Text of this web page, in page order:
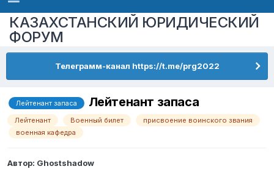
КАЗАХСТАНСКИЙ ЮРИДИЧЕСКИЙ
ФОРУМ
Телеграмм-канал https://t.me/prg2022
Лейтенант запаса Лейтенант запаса
Лейтенант Военный билет
присвоение воинского звания
военная кафедра
Автор: Ghostshadow